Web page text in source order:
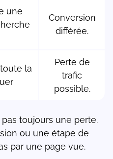
une
Conversion
différée.
la
Perte de
trafic
possible.
toujours une perte.
ou une étape de
par une page vue.